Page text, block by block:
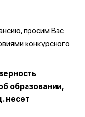
просим Вас
конкурсного
образовании,
несет